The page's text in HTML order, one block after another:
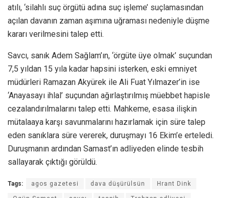
atılı, ‘silahlı suç örgütü adına suç işleme’ suçlamasından
açılan davanın zaman aşımına uğraması nedeniyle düşme
kararı verilmesini talep etti.
Savcı, sanık Adem Sağlam’ın, ‘örgüte üye olmak’ suçundan
7,5 yıldan 15 yıla kadar hapsini isterken, eski emniyet
müdürleri Ramazan Akyürek ile Ali Fuat Yılmazer’in ise
‘Anayasayı ihlal’ suçundan ağırlaştırılmış müebbet hapisle
cezalandırılmalarını talep etti. Mahkeme, esasa ilişkin
mütalaaya karşı savunmalarını hazırlamak için süre talep
eden sanıklara süre vererek, duruşmayı 16 Ekim’e erteledi.
Duruşmanın ardından Samast’ın adliyeden elinde tesbih
sallayarak çıktığı görüldü.
Tags: agos gazetesi dava düşürülsün Hrant Dink